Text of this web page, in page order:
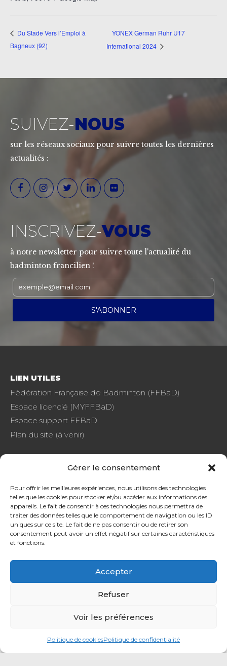
Gérer le consentement
Pour offrir les meilleures expériences, nous utilisons des technologies
telles que les cookies pour stocker et/ou accéder aux informations des
appareils. Le fait de consentir à ces technologies nous permettra de
traiter des données telles que le comportement de navigation ou les ID
uniques sur ce site. Le fait de ne pas consentir ou de retirer son
consentement peut avoir un effet négatif sur certaines caractéristiques
et fonctions.
Accepter
Refuser
Voir les préférences
Politique de cookiesPolitique de confidentialité
Du Stade Vers l’Emploi à
Bagneux (92)
YONEX German Ruhr U17
International 2024
SUIVEZ-NOUS
sur les réseaux sociaux pour suivre toutes les dernières
actualités :
INSCRIVEZ-VOUS
à notre newsletter pour suivre toute l'actualité du
badminton francilien !
LIEN UTILES
Fédération Française de Badminton (FFBaD)
Espace licencié (MYFFBaD)
Espace support FFBaD
Plan du site (à venir)
FAQ
CGU
Protection de données
SOURDS ET MALENTENDANTS, CONTACTEZ-NOUS !
©2021 LIFB – Tous droits réservés –Connexion